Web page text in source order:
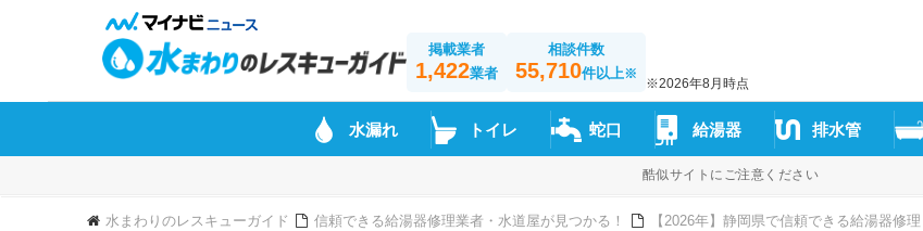
掲載業者
1,422業者
相談件数
55,710件以上※
※2026年8月時点
水漏れ トイレ 蛇口 給湯器 排水管
酷似サイトにご注意ください
水まわりのレスキューガイド 信頼できる給湯器修理業者・水道屋が見つかる！ 【2026年】静岡県で信頼できる給湯器修